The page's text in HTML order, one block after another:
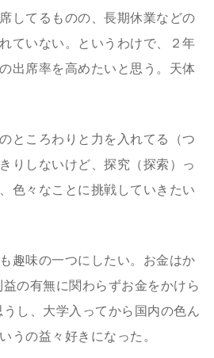
してるものの、長期休業などの
ていない。というわけで、２年
出席率を高めたいと思う。天体
ところわりと力を入れてる（つ
りしないけど、探究（探索）っ
色々なことに挑戦していきたい
趣味の一つにしたい。お金はか
の有無に関わらずお金をかけら
うし、大学入ってから国内の色ん
うの益々好きになった。